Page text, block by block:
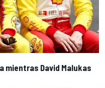
mientras David Malukas